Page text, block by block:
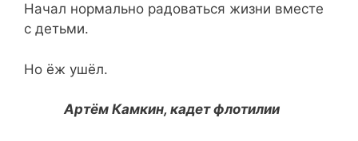
Начал нормально радоваться жизни вместе
с детьми.
Но ёж ушёл.
Артём Камкин, кадет флотилии